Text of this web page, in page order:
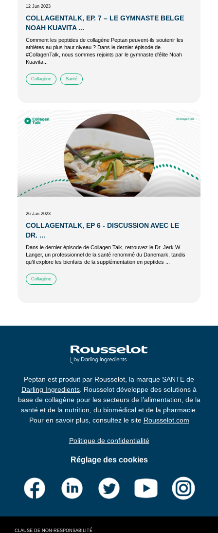
12 Jun 2023
COLLAGENTALK, EP. 7 – LE GYMNASTE BELGE
NOAH KUAVITA ...
Comment les peptides de collagène Peptan peuvent-ils soutenir les
athlètes au plus haut niveau ? Dans le dernier épisode de
#CollagenTalk, nous sommes rejoints par le gymnaste d'élite Noah
Kuavita...
Collagène Santé
26 Jan 2023
COLLAGENTALK, EP 6 - DISCUSSION AVEC LE
DR. ...
Dans le dernier épisode de Collagen Talk, retrouvez le Dr. Jerk W.
Langer, un professionnel de la santé renommé du Danemark, tandis
qu’il explore les bienfaits de la supplémentation en peptides ...
Collagène
Peptan est produit par Rousselot, la marque SANTE de
Darling Ingredients . Rousselot développe des solutions à
base de collagène pour les secteurs de l’alimentation, de la
santé et de la nutrition, du biomédical et de la pharmacie.
Pour en savoir plus, consultez le site Rousselot.com
Politique de confidentialité
Réglage des cookies
CLAUSE DE NON-RESPONSABILITÉ